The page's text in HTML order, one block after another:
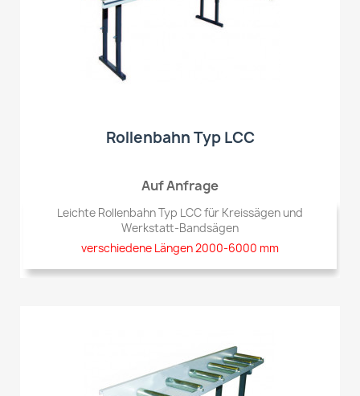
Rollenbahn Typ LCC
Auf Anfrage
Leichte Rollenbahn Typ LCC für Kreissägen und
Werkstatt-Bandsägen
verschiedene Längen 2000-6000 mm